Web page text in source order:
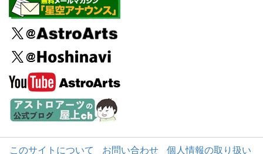
このサイトについて お問い合わせ 個人情報の取り扱い